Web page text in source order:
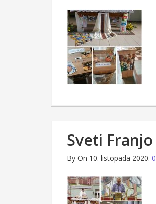
Sveti Franjo
By On 10. listopada 2020. 0